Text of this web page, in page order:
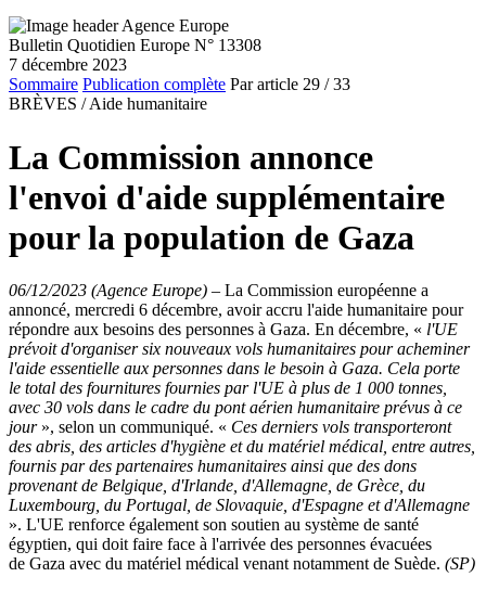
Bulletin Quotidien Europe N° 13308
7 décembre 2023
Sommaire Publication complète Par article 29 / 33
BRÈVES / Aide humanitaire
La Commission annonce
l'envoi d'aide supplémentaire
pour la population de Gaza
06/12/2023 (Agence Europe) – La Commission européenne a
annoncé, mercredi 6 décembre, avoir accru l'aide humanitaire pour
répondre aux besoins des personnes à Gaza. En décembre, « l'UE
prévoit d'organiser six nouveaux vols humanitaires pour acheminer
l'aide essentielle aux personnes dans le besoin à Gaza. Cela porte
le total des fournitures fournies par l'UE à plus de 1 000 tonnes,
avec 30 vols dans le cadre du pont aérien humanitaire prévus à ce
jour », selon un communiqué. « Ces derniers vols transporteront
des abris, des articles d'hygiène et du matériel médical, entre autres,
fournis par des partenaires humanitaires ainsi que des dons
provenant de Belgique, d'Irlande, d'Allemagne, de Grèce, du
Luxembourg, du Portugal, de Slovaquie, d'Espagne et d'Allemagne
». L'UE renforce également son soutien au système de santé
égyptien, qui doit faire face à l'arrivée des personnes évacuées
de Gaza avec du matériel médical venant notamment de Suède. (SP)